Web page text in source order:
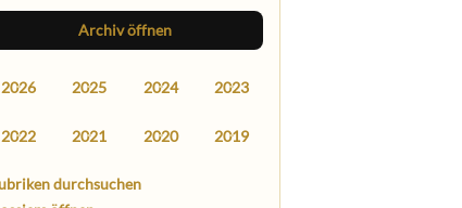
Archiv öffnen
2026 2025 2024 2023
2022 2021 2020 2019
durchsuchen